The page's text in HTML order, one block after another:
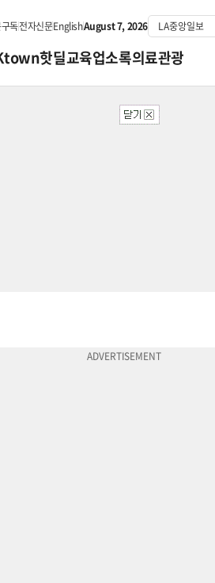
독전자신문EnglishAugust 7, 2026
핫딜교육업소록의료관광